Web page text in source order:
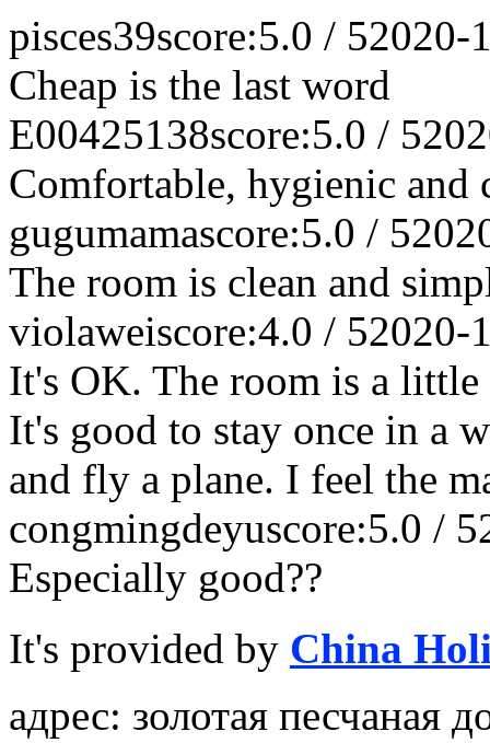
pisces39score:5.0 / 52020-
Cheap is the last word
E00425138score:5.0 / 5
Comfortable, hygienic and
gugumamascore:5.0 / 5
The room is clean and
violaweiscore:4.0 / 52020-
It's OK. The room is a
It's good to stay once in a
and fly a plane. I feel the
congmingdeyuscore:5.0 / 5
Especially good??
It's provided by China
адрес: золотая песчаная